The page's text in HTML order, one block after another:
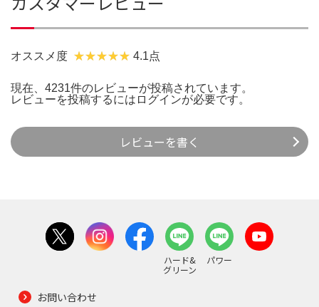
オススメ度 4.1点
現在、4231件のレビューが投稿されています。
レビューを投稿するには ログインが必要です。
レビューを書く
ハード&
グリーン
パワー
お問い合わせ